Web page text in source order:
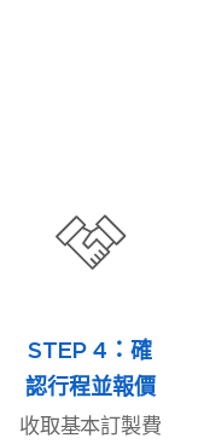
STEP 4：確
認行程並報價
收取基本訂製費